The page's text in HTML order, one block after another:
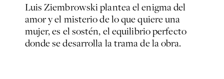
Luis Ziembrowski plantea el enigma del
amor y el misterio de lo que quiere una
mujer, es el sostén, el equilibrio perfecto
donde se desarrolla la trama de la obra.